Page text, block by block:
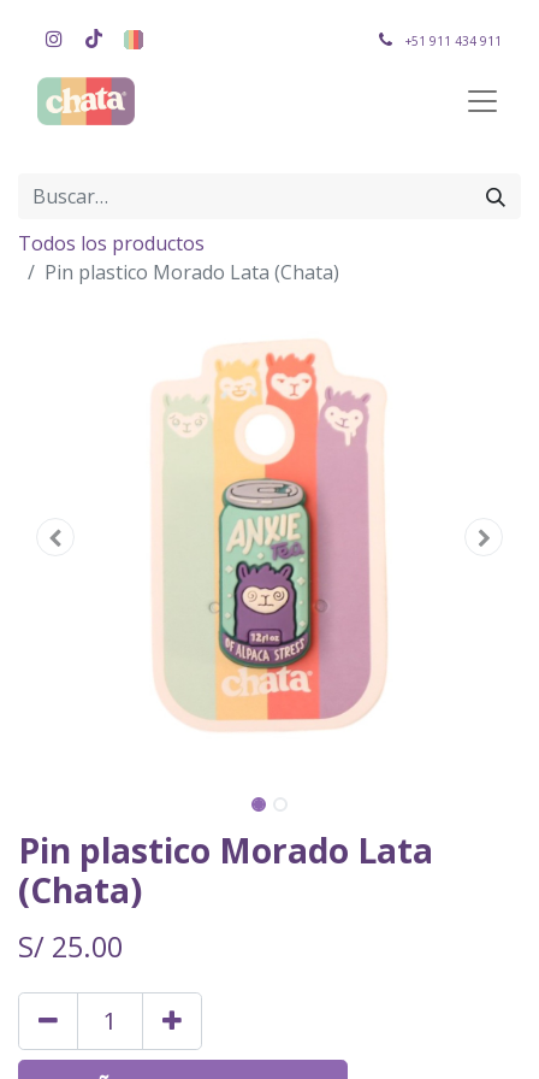
+51 911 434 911
Todos los productos
Pin plastico Morado Lata (Chata)
Pin plastico Morado Lata
(Chata)
S/ 25.00